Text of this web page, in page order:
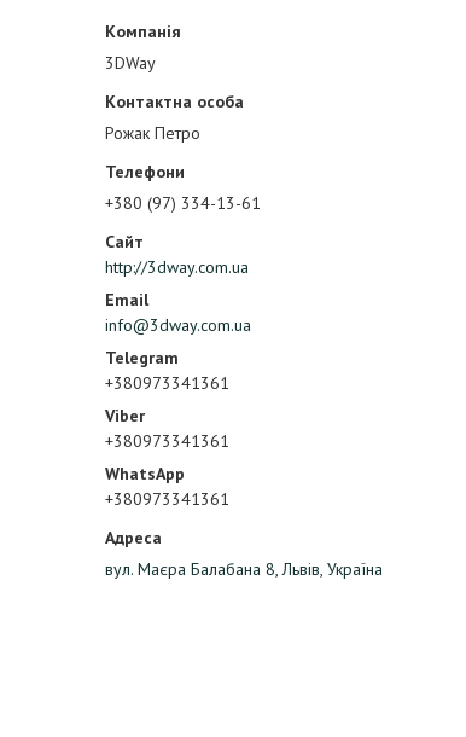
3DWay
Рожак Петро
+380 (97) 334-13-61
http://3dway.com.ua
info@3dway.com.ua
+380973341361
+380973341361
+380973341361
вул. Маєра Балабана 8, Львів, Україна